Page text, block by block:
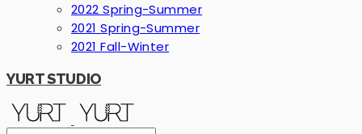
2022 Spring-Summer
2021 Spring-Summer
2021 Fall-Winter
YURT STUDIO